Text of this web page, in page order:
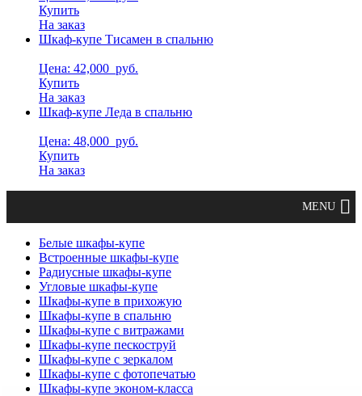
Купить
На заказ
Шкаф-купе Тисамен в спальню
Цена: 42,000 руб.
Купить
На заказ
Шкаф-купе Леда в спальню
Цена: 48,000 руб.
Купить
На заказ
Белые шкафы-купе
Встроенные шкафы-купе
Радиусные шкафы-купе
Угловые шкафы-купе
Шкафы-купе в прихожую
Шкафы-купе в спальню
Шкафы-купе с витражами
Шкафы-купе пескоструй
Шкафы-купе с зеркалом
Шкафы-купе с фотопечатью
Шкафы-купе эконом-класса